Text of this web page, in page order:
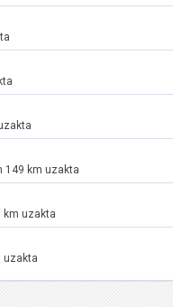
149 km uzakta
km uzakta
uzakta